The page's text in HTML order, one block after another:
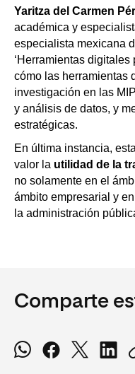
Yaritza del Carmen
académica y
especialista mexicana
‘Herramientas digitales
cómo las herramientas
investigación en las
y análisis de datos, y
estratégicas.
En última instancia,
valor la utilidad de la
no solamente en el
ámbito empresarial y
la administración
Comparte